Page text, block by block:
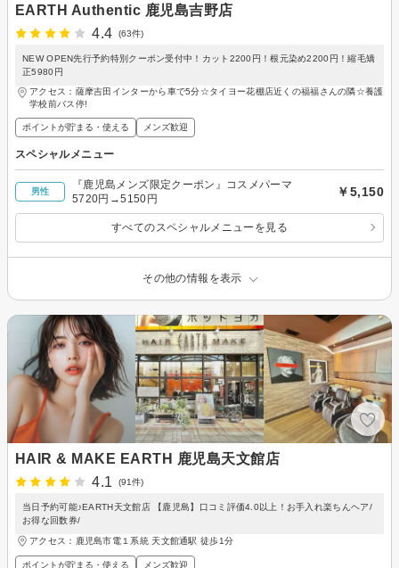
EARTH Authentic 鹿児島吉野店
4.4
(63件)
NEW OPEN先行予約特別クーポン受付中！カット2200円！根元染め2200円！縮毛矯
正5980円
アクセス：薩摩吉田インターから車で5分☆タイヨー花棚店近くの福福さんの隣☆養護
学校前バス停!
ポイントが貯まる・使える メンズ歓迎
スペシャルメニュー
男性
『鹿児島メンズ限定クーポン』コスメパーマ
5720円→5150円
￥5,150
すべてのスペシャルメニューを見る
その他の情報を表示
HAIR & MAKE EARTH 鹿児島天文館店
4.1
(91件)
当日予約可能♪EARTH天文館店 【鹿児島】口コミ評価4.0以上！お手入れ楽ちんヘア/
お得な回数券/
アクセス：鹿児島市電１系統 天文館通駅 徒歩1分
ポイントが貯まる・使える メンズ歓迎